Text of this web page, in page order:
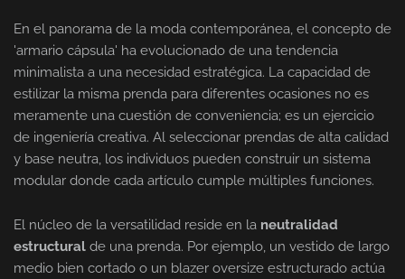
En el panorama de la moda contemporánea, el concepto de
'armario cápsula' ha evolucionado de una tendencia
minimalista a una necesidad estratégica. La capacidad de
estilizar la misma prenda para diferentes ocasiones no es
meramente una cuestión de conveniencia; es un ejercicio
de ingeniería creativa. Al seleccionar prendas de alta calidad
y base neutra, los individuos pueden construir un sistema
modular donde cada artículo cumple múltiples funciones.
El núcleo de la versatilidad reside en la neutralidad
estructural de una prenda. Por ejemplo, un vestido de largo
medio bien cortado o un blazer oversize estructurado actúa